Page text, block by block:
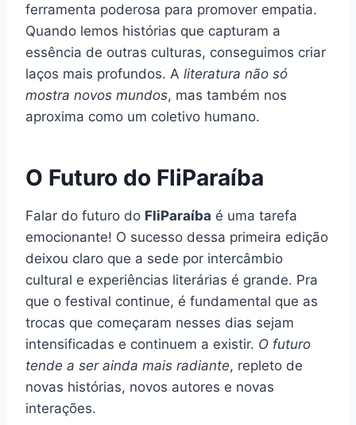
ferramenta poderosa para promover empatia.
Quando lemos histórias que capturam a
essência de outras culturas, conseguimos criar
laços mais profundos. A literatura não só
mostra novos mundos, mas também nos
aproxima como um coletivo humano.
O Futuro do FliParaíba
Falar do futuro do FliParaíba é uma tarefa
emocionante! O sucesso dessa primeira edição
deixou claro que a sede por intercâmbio
cultural e experiências literárias é grande. Pra
que o festival continue, é fundamental que as
trocas que começaram nesses dias sejam
intensificadas e continuem a existir. O futuro
tende a ser ainda mais radiante, repleto de
novas histórias, novos autores e novas
interações.